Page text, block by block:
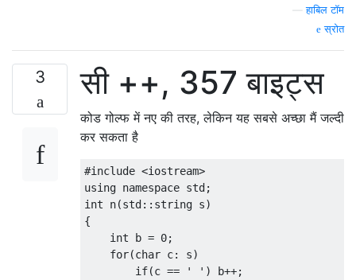
—हाबिल टॉम
स्रोत
3 सी ++, 357 बाइट्स
कोड गोल्फ में नए की तरह, लेकिन यह सबसे अच्छा मैं जल्दी
कर सकता है
#include <iostream>
using namespace std;
int n(std::string s)
{
    int b = 0;
    for(char c: s)
        if(c == ' ') b++;